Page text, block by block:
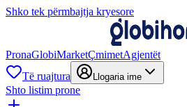
Shko tek përmbajtja kryesore
PronaGlobiMarketÇmimetAgjentët
Të ruajtura
Llogaria ime
Shto listim prone